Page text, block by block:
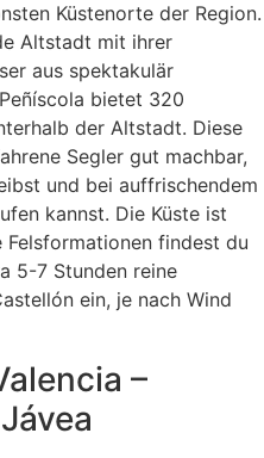
Küstenorte der Region.
Altstadt mit ihrer
aus spektakulär
bietet 320
der Altstadt. Diese
Segler gut machbar,
und bei auffrischendem
kannst. Die Küste ist
findest du
5-7 Stunden reine
ein, je nach Wind
–